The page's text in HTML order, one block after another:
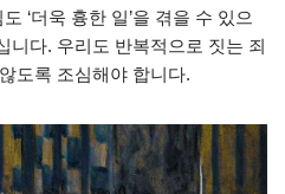
‘더욱 흉한 일’을 겪을 수 있으
니다. 우리도 반복적으로 짓는 죄
도록 조심해야 합니다.